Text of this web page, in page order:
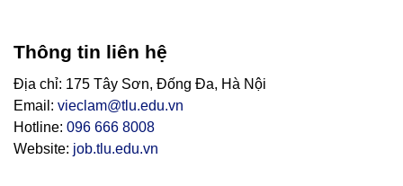
Thông tin liên hệ
Địa chỉ: 175 Tây Sơn, Đống Đa, Hà Nội
Email: vieclam@tlu.edu.vn
Hotline: 096 666 8008
Website: job.tlu.edu.vn